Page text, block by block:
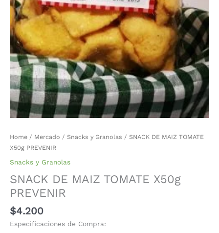
Home / Mercado / Snacks y Granolas / SNACK DE MAIZ TOMATE
X50g PREVENIR
Snacks y Granolas
SNACK DE MAIZ TOMATE X50g
PREVENIR
$4.200
Especificaciones de Compra: